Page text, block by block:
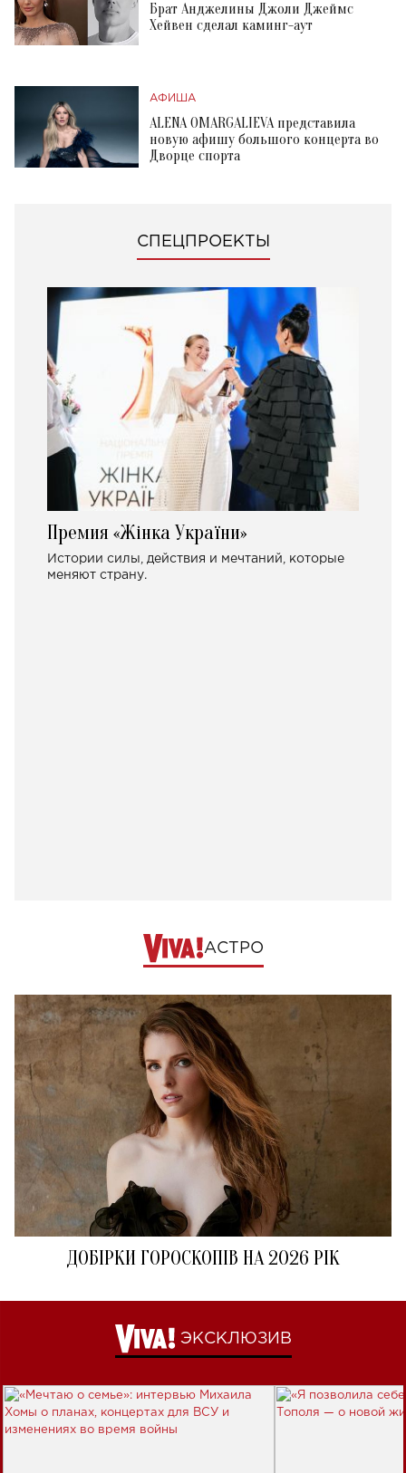
Брат Анджелины Джоли Джеймс
Хейвен сделал каминг-аут
АФИША
ALENA OMARGALIEVA представила
новую афишу большого концерта во
Дворце спорта
СПЕЦПРОЕКТЫ
Премия «Жінка України»
Истории силы, действия и мечтаний, которые
меняют страну.
АСТРО
ДОБІРКИ ГОРОСКОПІВ НА 2026 РІК
ЭКСКЛЮЗИВ